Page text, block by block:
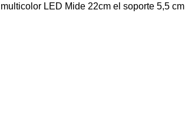
LED Mide 22cm el soporte 5,5 cm